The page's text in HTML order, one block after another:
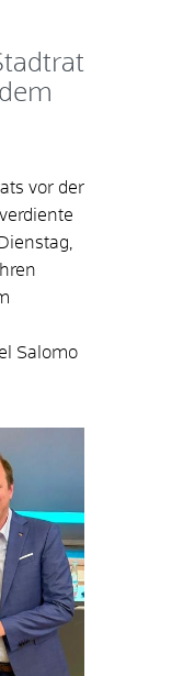
vor der
Salomo